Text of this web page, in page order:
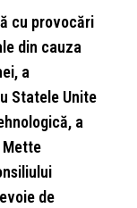
cu provocări
din cauza
a
Statele Unite
a
de